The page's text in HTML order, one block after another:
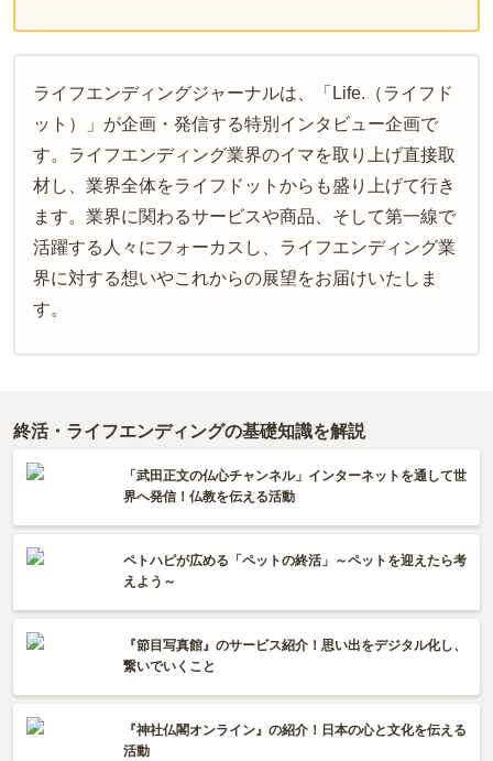
ライフエンディングジャーナルは、「Life.（ライフド
ット）」が企画・発信する特別インタビュー企画で
す。ライフエンディング業界のイマを取り上げ直接取
材し、業界全体をライフドットからも盛り上げて行き
ます。業界に関わるサービスや商品、そして第一線で
活躍する人々にフォーカスし、ライフエンディング業
界に対する想いやこれからの展望をお届けいたしま
す。
終活・ライフエンディングの基礎知識を解説
「武田正文の仏心チャンネル」インターネットを通して世
界へ発信！仏教を伝える活動
ペトハピが広める「ペットの終活」～ペットを迎えたら考
えよう～
『節目写真館』のサービス紹介！思い出をデジタル化し、
繋いでいくこと
『神社仏閣オンライン』の紹介！日本の心と文化を伝える
活動